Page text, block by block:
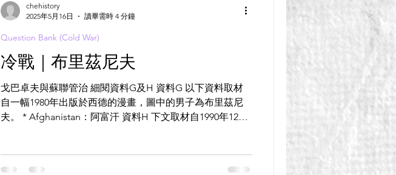
冷戰｜布里茲尼夫
戈巴卓夫與蘇聯管治 細閱資料G及H 資料G 以下資料取材
自一幅1980年出版於西德的漫畫，圖中的男子為布里茲尼
夫。 * Afghanistan：阿富汗 資料H 下文取材自1990年12月
Question Bank (Cold War)
chehistory
2025年5月16日
讀畢需時 4 分鐘